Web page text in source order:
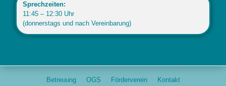
Sprechzeiten:
11:45 – 12:30 Uhr
(donnerstags und nach Vereinbarung)
Betreuung OGS Förderverein Kontakt